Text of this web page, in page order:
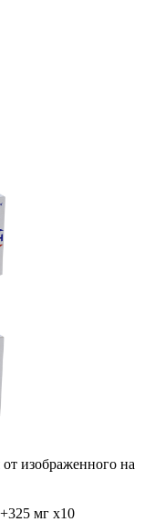
изображенного на
мг x10